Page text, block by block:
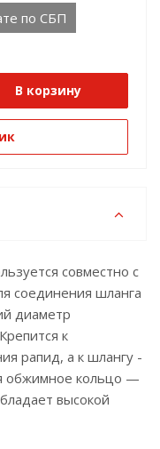
по СБП
В корзину
совместно с
соединения шланга
диаметр
к
рапид, а к шлангу -
обжимное кольцо —
высокой